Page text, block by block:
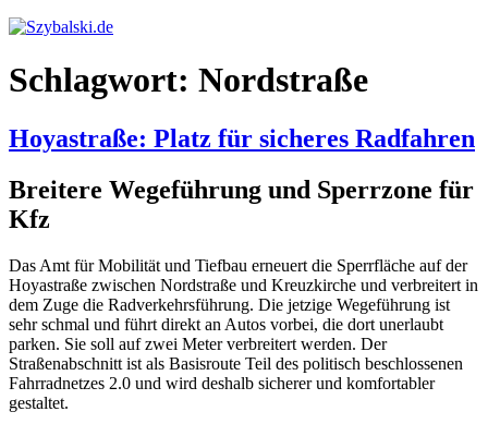
Schlagwort: Nordstraße
Hoyastraße: Platz für sicheres Radfahren
Breitere Wegeführung und Sperrzone für
Kfz
Das Amt für Mobilität und Tiefbau erneuert die Sperrfläche auf der
Hoyastraße zwischen Nordstraße und Kreuzkirche und verbreitert in
dem Zuge die Radverkehrsführung. Die jetzige Wegeführung ist
sehr schmal und führt direkt an Autos vorbei, die dort unerlaubt
parken. Sie soll auf zwei Meter verbreitert werden. Der
Straßenabschnitt ist als Basisroute Teil des politisch beschlossenen
Fahrradnetzes 2.0 und wird deshalb sicherer und komfortabler
gestaltet.